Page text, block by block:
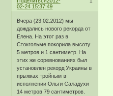
02-24 15:37:49
Вчера (23.02.2012) мы
дождались нового рекорда от
Елена. На этот раз в
Стокгольме покорила высоту
5 метров и 1 сантиметр. На
этих же соревнованиях был
установлен рекорд Украины в
прыжках тройным в
исполнении Ольги Саладухи
14 метров 79 сантиметров.